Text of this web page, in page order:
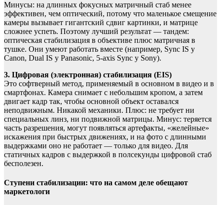
Минусы: на длинных фокусных матричный стаб менее
эффективен, чем оптический, потому что маленькое смещение
камеры вызывает гигантский сдвиг картинки, и матрице
сложнее успеть. Поэтому лучший результат — тандем:
оптическая стабилизация в объективе плюс матричная в
тушке. Они умеют работать вместе (например, Sync IS у
Canon, Dual IS у Panasonic, 5-axis Sync у Sony).
3. Цифровая (электронная) стабилизация (EIS)
Это софтверный метод, применяемый в основном в видео и в
смартфонах. Камера снимает с небольшим кропом, а затем
двигает кадр так, чтобы основной объект оставался
неподвижным. Никакой механики. Плюс: не требует ни
специальных линз, ни подвижной матрицы. Минус: теряется
часть разрешения, могут появляться артефакты, «желейные»
искажения при быстрых движениях, и на фото с длинными
выдержками оно не работает — только для видео. Для
статичных кадров с выдержкой в полсекунды цифровой стаб
бесполезен.
Ступени стабилизации: что на самом деле обещают
маркетологи